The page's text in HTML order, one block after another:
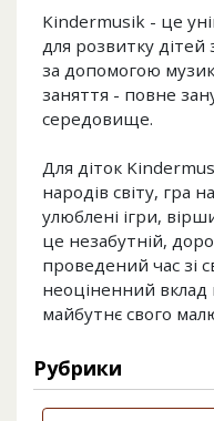
Kindermusik - це
для розвитку
за допомогою
заняття - повне
середовище.
Для діток
народів світу, гра
улюблені ігри,
це незабутній,
проведений час зі
неоціненний
майбутнє свого
Рубрики